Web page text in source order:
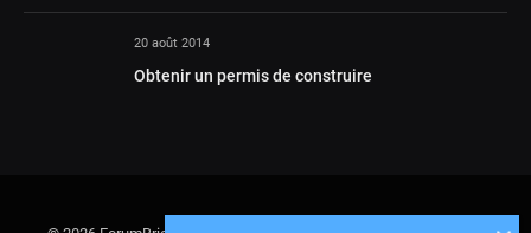
20 août 2014
Obtenir un permis de construire